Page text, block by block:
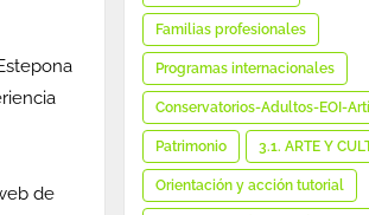
de
Familias profesionales
Programas internacionales
Conservatorios-Adultos-EOI-
Patrimonio 3.1. ARTE Y
Orientación y acción tutorial